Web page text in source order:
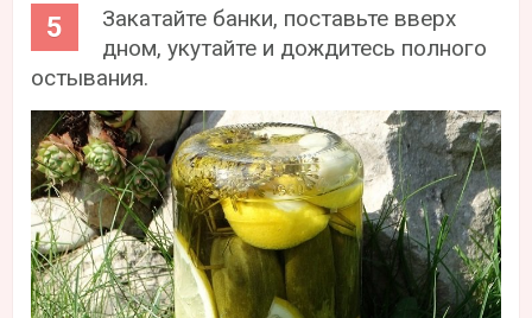
Закатайте банки, поставьте вверх
дном, укутайте и дождитесь полного
остывания.